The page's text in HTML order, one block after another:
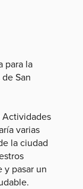
para la
San
varias
la ciudad
y pasar un